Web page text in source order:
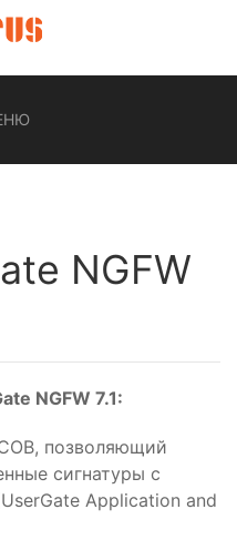
NGFW
NGFW 7.1:
позволяющий
сигнатуры с
Application and